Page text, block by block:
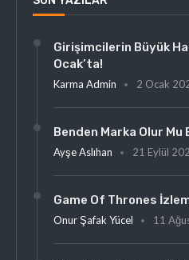
Girişimcilerin Büyük
Ocak’ta!
Karma Admin 2 Ocak
Benden Marka Olur Mu
Ayşe Aslıhan 21 Eylül
Game Of Thrones
Onur Şafak Yücel 11